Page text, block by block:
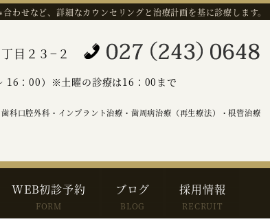
わせなど、詳細なカウンセリングと治療計画を基に診療します。
丁目２３−２
：00）※土曜の診療は16：00まで
科口腔外科・インプラント治療・歯周病治療（再生療法）・根管治療
WEB初診予約
FORM
ブログ
BLOG
採用情報
RECRUIT